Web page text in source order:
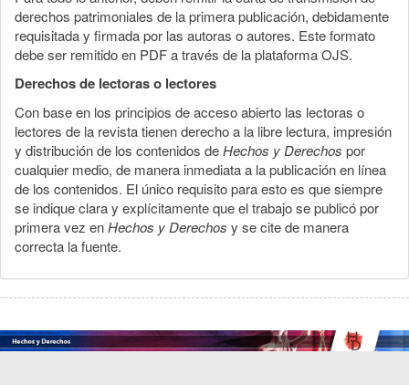
derechos patrimoniales de la primera publicación, debidamente
requisitada y firmada por las autoras o autores. Este formato
debe ser remitido en PDF a través de la plataforma OJS.
Derechos de lectoras o lectores
Con base en los principios de acceso abierto las lectoras o
lectores de la revista tienen derecho a la libre lectura, impresión
y distribución de los contenidos deHechos y Derechos por
cualquier medio, de manera inmediata a la publicación en línea
de los contenidos. El único requisito para esto es que siempre
se indique clara y explícitamente que el trabajo se publicó por
primera vez enHechos y Derechos y se cite de manera
correcta la fuente.